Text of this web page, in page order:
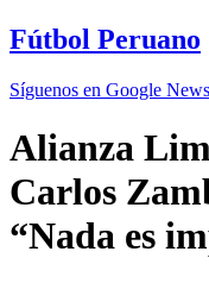
Fútbol Peruano
Síguenos en Google News
Alianza
Carlos
“Nada es